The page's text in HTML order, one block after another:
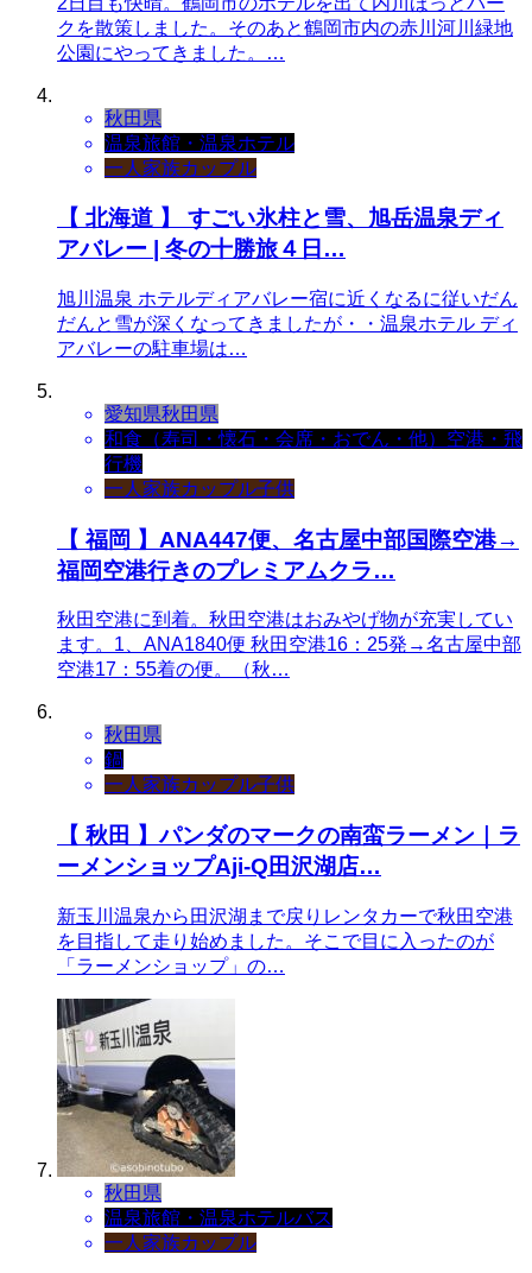
クを散策しました。そのあと鶴岡市内の赤川河川緑地
公園にやってきました。…
秋田県
温泉旅館・温泉ホテル
一人 家族カップル
【 北海道 】 すごい氷柱と雪、旭岳温泉ディ
アバレー | 冬の十勝旅４日…
旭川温泉 ホテルディアバレー宿に近くなるに従いだん
だんと雪が深くなってきましたが・・温泉ホテル ディ
アバレーの駐車場は…
愛知県秋田県
和食（寿司・懐石・会席・おでん・他） 空港・飛
行機
一人 家族カップル子供
【 福岡 】ANA447便、名古屋中部国際空港→
福岡空港行きのプレミアムクラ…
秋田空港に到着。秋田空港はおみやげ物が充実してい
ます。1、ANA1840便 秋田空港16：25発→名古屋中部
空港17：55着の便。（秋…
秋田県
鍋
一人家族カップル子供
【 秋田 】パンダのマークの南蛮ラーメン｜ラ
ーメンショップAji-Q田沢湖店…
新玉川温泉から田沢湖まで戻りレンタカーで秋田空港
を目指して走り始めました。そこで目に入ったのが
「ラーメンショップ」の…
秋田県
温泉旅館・温泉ホテルバス
一人 家族カップル